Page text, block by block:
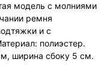
модель с молниями
ремня
и с
полиэстер.
ширина сбоку 5 см.